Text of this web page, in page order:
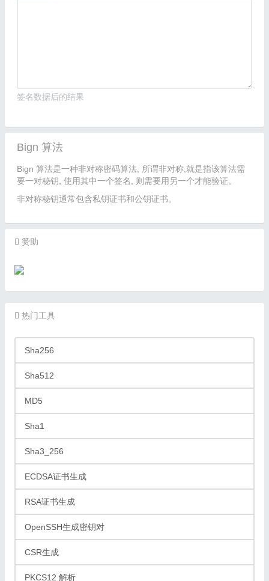
签名数据后的结果
Bign 算法
Bign 算法是一种非对称密码算法, 所谓非对称,就是指该算法需
要一对秘钥, 使用其中一个签名, 则需要用另一个才能验证。
非对称秘钥通常包含私钥证书和公钥证书。
赞助
热门工具
Sha256
Sha512
MD5
Sha1
Sha3_256
ECDSA证书生成
RSA证书生成
OpenSSH生成密钥对
CSR生成
PKCS12 解析